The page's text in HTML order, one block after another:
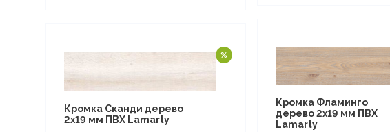
Кромка Сканди дерево
2х19 мм ПВХ Lamarty
Кромка Фламинго
дерево 2х19 мм ПВХ
Lamarty